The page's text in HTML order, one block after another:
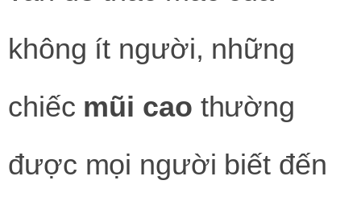
không ít người, những
chiếc mũi cao thường
được mọi người biết đến